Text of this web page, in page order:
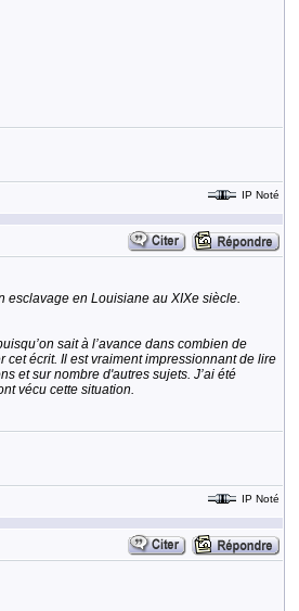
IP Noté
esclavage en Louisiane au XIXe siècle.
sait à l’avance dans combien de
cet écrit. Il est vraiment impressionnant de lire
et sur nombre d'autres sujets. J’ai été
vécu cette situation.
IP Noté